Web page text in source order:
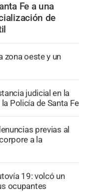
Fe a una
de
zona oeste y un
judicial en la
Policía de Santa Fe
previas al
a la
19: volcó un
ocupantes